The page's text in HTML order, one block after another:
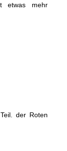
etwas mehr
der Roten